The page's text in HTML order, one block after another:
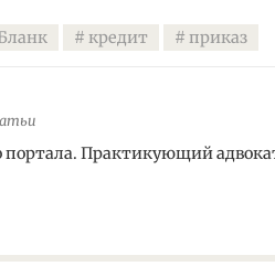
кредит приказ
Практикующий